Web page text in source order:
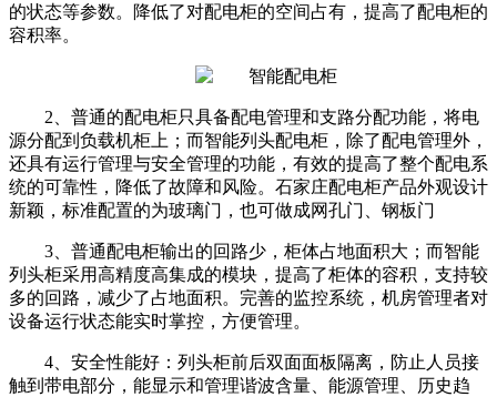
的状态等参数。降低了对配电柜的空间占有，提高了配电柜的
容积率。
2、普通的配电柜只具备配电管理和支路分配功能，将电
源分配到负载机柜上；而智能列头配电柜，除了配电管理外，
还具有运行管理与安全管理的功能，有效的提高了整个配电系
统的可靠性，降低了故障和风险。石家庄配电柜产品外观设计
新颖，标准配置的为玻璃门，也可做成网孔门、钢板门
3、普通配电柜输出的回路少，柜体占地面积大；而智能
列头柜采用高精度高集成的模块，提高了柜体的容积，支持较
多的回路，减少了占地面积。完善的监控系统，机房管理者对
设备运行状态能实时掌控，方便管理。
4、安全性能好：列头柜前后双面面板隔离，防止人员接
触到带电部分，能显示和管理谐波含量、能源管理、历史趋